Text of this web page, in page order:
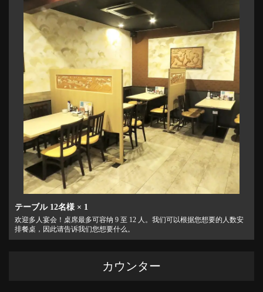
テーブル12名様 × 1
欢迎多人宴会！桌席最多可容纳 9 至 12 人。我们可以根据您想要的人数安
排餐桌，因此请告诉我们您想要什么。
カウンター
https://nichomesakaba-sohonten.owst.jp/seats
お店情報をコピー
閉じる